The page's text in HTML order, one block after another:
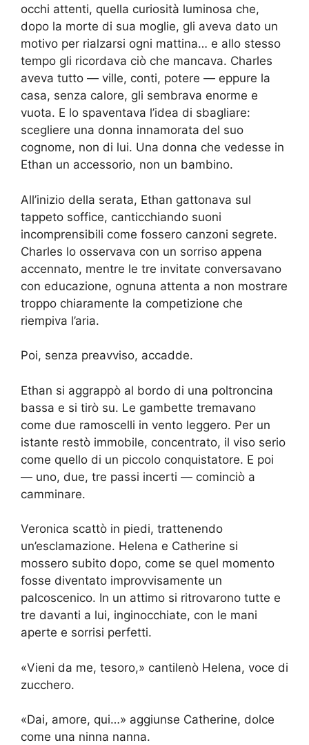
occhi attenti, quella curiosità luminosa che,
dopo la morte di sua moglie, gli aveva dato un
motivo per rialzarsi ogni mattina… e allo stesso
tempo gli ricordava ciò che mancava. Charles
aveva tutto — ville, conti, potere — eppure la
casa, senza calore, gli sembrava enorme e
vuota. E lo spaventava l’idea di sbagliare:
scegliere una donna innamorata del suo
cognome, non di lui. Una donna che vedesse in
Ethan un accessorio, non un bambino.
All’inizio della serata, Ethan gattonava sul
tappeto soffice, canticchiando suoni
incomprensibili come fossero canzoni segrete.
Charles lo osservava con un sorriso appena
accennato, mentre le tre invitate conversavano
con educazione, ognuna attenta a non mostrare
troppo chiaramente la competizione che
riempiva l’aria.
Poi, senza preavviso, accadde.
Ethan si aggrappò al bordo di una poltroncina
bassa e si tirò su. Le gambette tremavano
come due ramoscelli in vento leggero. Per un
istante restò immobile, concentrato, il viso serio
come quello di un piccolo conquistatore. E poi
— uno, due, tre passi incerti — cominciò a
camminare.
Veronica scattò in piedi, trattenendo
un’esclamazione. Helena e Catherine si
mossero subito dopo, come se quel momento
fosse diventato improvvisamente un
palcoscenico. In un attimo si ritrovarono tutte e
tre davanti a lui, inginocchiate, con le mani
aperte e sorrisi perfetti.
«Vieni da me, tesoro,» cantilenò Helena, voce di
zucchero.
«Dai, amore, qui…» aggiunse Catherine, dolce
come una ninna nanna.